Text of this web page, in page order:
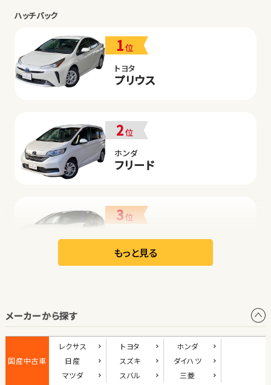
ハッチバック
1位
トヨタ
プリウス
2位
ホンダ
フリード
3位
日産
リーフ
1位
ダイハツ
コペン
もっと見る
メーカーから探す
国産中古車
レクサス トヨタ
ホンダ
日産
スズキ
ダイハツ
マツダ
スバル 三菱